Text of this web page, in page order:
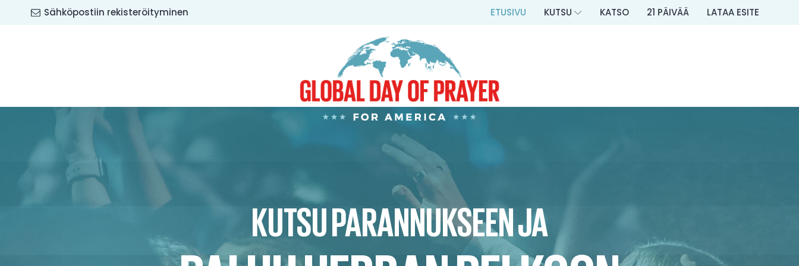
Sähköpostiin rekisteröityminen ETUSIVU KUTSU KATSO 21 PÄIVÄÄ LATAA ESITE
KUTSU PARANNUKSEEN JA